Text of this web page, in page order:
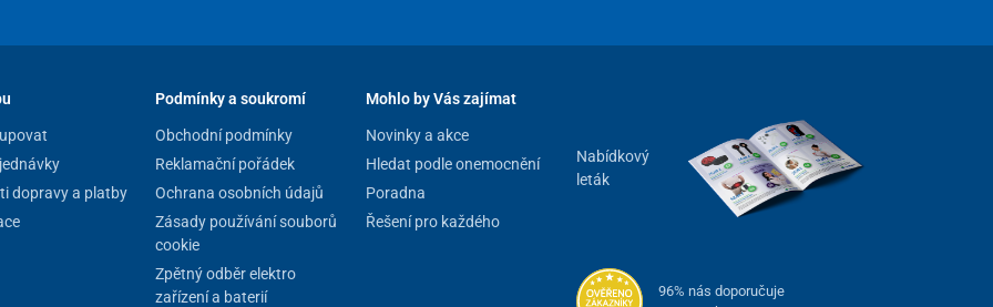
až do 20 stupňů, a to při zachování
zadním pohonem s diferenciálem , díky čemuž
s ovládáním na řídítkách
na rovné ploše
dopravy a platby
Podmínky a soukromí
Obchodní podmínky
Reklamační pořádek
Ochrana osobních údajů
Zásady používání souborů
cookie
Zpětný odběr elektro
zařízení a baterií
Mohlo by Vás zajímat
Novinky a akce
Hledat podle onemocnění
Poradna
Řešení pro každého
Nabídkový
leták
96% nás doporučuje